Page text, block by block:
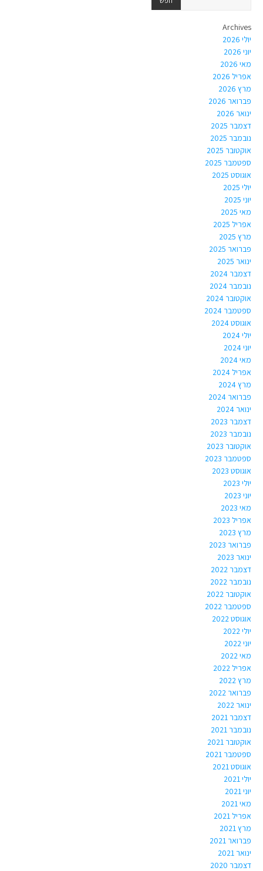
Archives
יולי 2026
יוני 2026
מאי 2026
אפריל 2026
מרץ 2026
פברואר 2026
ינואר 2026
דצמבר 2025
נובמבר 2025
אוקטובר 2025
ספטמבר 2025
אוגוסט 2025
יולי 2025
יוני 2025
מאי 2025
אפריל 2025
מרץ 2025
פברואר 2025
ינואר 2025
דצמבר 2024
נובמבר 2024
אוקטובר 2024
ספטמבר 2024
אוגוסט 2024
יולי 2024
יוני 2024
מאי 2024
אפריל 2024
מרץ 2024
פברואר 2024
ינואר 2024
דצמבר 2023
נובמבר 2023
אוקטובר 2023
ספטמבר 2023
אוגוסט 2023
יולי 2023
יוני 2023
מאי 2023
אפריל 2023
מרץ 2023
פברואר 2023
ינואר 2023
דצמבר 2022
נובמבר 2022
אוקטובר 2022
ספטמבר 2022
אוגוסט 2022
יולי 2022
יוני 2022
מאי 2022
אפריל 2022
מרץ 2022
פברואר 2022
ינואר 2022
דצמבר 2021
נובמבר 2021
אוקטובר 2021
ספטמבר 2021
אוגוסט 2021
יולי 2021
יוני 2021
מאי 2021
אפריל 2021
מרץ 2021
פברואר 2021
ינואר 2021
דצמבר 2020